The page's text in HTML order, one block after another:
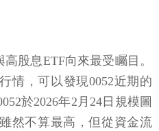
股息ETF向來最受矚目。
情，可以發現0052近期的
於2026年2月24日規模圖
然不算最高，但從資金流